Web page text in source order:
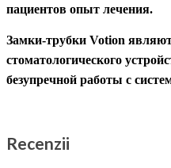
пациентов опыт лечения.
Замки-трубки Votion
стоматологического
безупречной работы с
Recenzii